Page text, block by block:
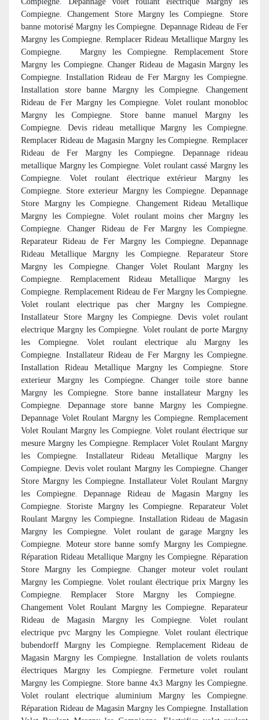
Compiegne. Changement Store Margny les Compiegne. Store
banne motorisé Margny les Compiegne. Depannage Rideau de Fer
Margny les Compiegne. Remplacer Rideau Metallique Margny les
Compiegne. Margny les Compiegne. Remplacement Store
Margny les Compiegne. Changer Rideau de Magasin Margny les
Compiegne. Installation Rideau de Fer Margny les Compiegne.
Installation store banne Margny les Compiegne. Changement
Rideau de Fer Margny les Compiegne. Volet roulant monobloc
Margny les Compiegne. Store banne manuel Margny les
Compiegne. Devis rideau metallique Margny les Compiegne.
Remplacer Rideau de Magasin Margny les Compiegne. Remplacer
Rideau de Fer Margny les Compiegne. Depannage rideau
metallique Margny les Compiegne. Volet roulant cassé Margny les
Compiegne. Volet roulant électrique extérieur Margny les
Compiegne. Store exterieur Margny les Compiegne. Depannage
Store Margny les Compiegne. Changement Rideau Metallique
Margny les Compiegne. Volet roulant moins cher Margny les
Compiegne. Changer Rideau de Fer Margny les Compiegne.
Reparateur Rideau de Fer Margny les Compiegne. Depannage
Rideau Metallique Margny les Compiegne. Reparateur Store
Margny les Compiegne. Changer Volet Roulant Margny les
Compiegne. Remplacement Rideau Metallique Margny les
Compiegne. Remplacement Rideau de Fer Margny les Compiegne.
Volet roulant electrique pas cher Margny les Compiegne.
Installateur Store Margny les Compiegne. Devis volet roulant
electrique Margny les Compiegne. Volet roulant de porte Margny
les Compiegne. Volet roulant electrique alu Margny les
Compiegne. Installateur Rideau de Fer Margny les Compiegne.
Installation Rideau Metallique Margny les Compiegne. Store
exterieur Margny les Compiegne. Changer toile store banne
Margny les Compiegne. Store banne installateur Margny les
Compiegne. Depannage store banne Margny les Compiegne.
Depannage Volet Roulant Margny les Compiegne. Remplacement
Volet Roulant Margny les Compiegne. Volet roulant électrique sur
mesure Margny les Compiegne. Remplacer Volet Roulant Margny
les Compiegne. Installateur Rideau Metallique Margny les
Compiegne. Devis volet roulant Margny les Compiegne. Changer
Store Margny les Compiegne. Installateur Volet Roulant Margny
les Compiegne. Depannage Rideau de Magasin Margny les
Compiegne. Storiste Margny les Compiegne. Reparateur Volet
Roulant Margny les Compiegne. Installation Rideau de Magasin
Margny les Compiegne. Volet roulant de garage Margny les
Compiegne. Moteur store banne somfy Margny les Compiegne.
Réparation Rideau Metallique Margny les Compiegne. Réparation
Store Margny les Compiegne. Changer moteur volet roulant
Margny les Compiegne. Volet roulant électrique prix Margny les
Compiegne. Remplacer Store Margny les Compiegne.
Changement Volet Roulant Margny les Compiegne. Reparateur
Rideau de Magasin Margny les Compiegne. Volet roulant
electrique pvc Margny les Compiegne. Volet roulant électrique
bubendorff Margny les Compiegne. Remplacement Rideau de
Magasin Margny les Compiegne. Installation de volets roulants
électriques Margny les Compiegne. Fermeture volet roulant
Margny les Compiegne. Store banne 4x3 Margny les Compiegne.
Volet roulant electrique aluminium Margny les Compiegne.
Réparation Rideau de Magasin Margny les Compiegne. Installation